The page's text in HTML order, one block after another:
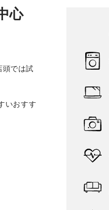
心
頭では試
いおすす